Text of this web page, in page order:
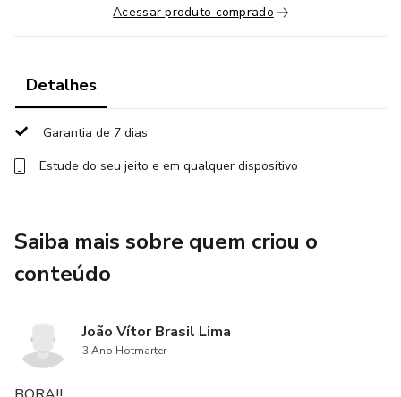
Acessar produto comprado
Detalhes
Garantia de 7 dias
Estude do seu jeito e em qualquer dispositivo
Saiba mais sobre quem criou o
conteúdo
João Vítor Brasil Lima
3 Ano Hotmarter